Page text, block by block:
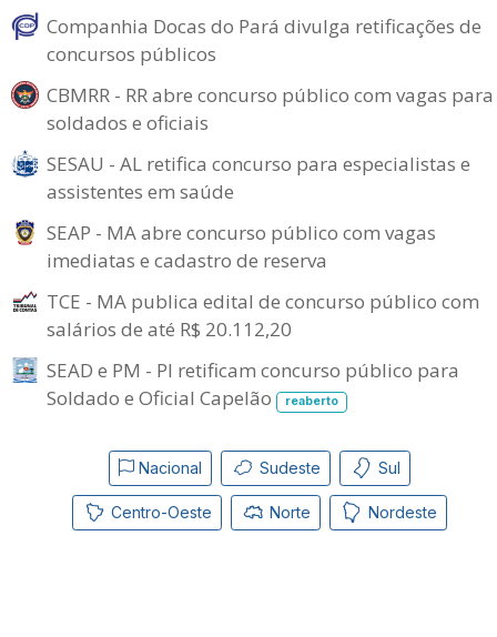
Companhia Docas do Pará divulga retificações de
concursos públicos
CBMRR - RR abre concurso público com vagas para
soldados e oficiais
SESAU - AL retifica concurso para especialistas e
assistentes em saúde
SEAP - MA abre concurso público com vagas
imediatas e cadastro de reserva
TCE - MA publica edital de concurso público com
salários de até R$ 20.112,20
SEAD e PM - PI retificam concurso público para
Soldado e Oficial Capelão
reaberto
Nacional Sudeste Sul
Centro-Oeste Norte Nordeste